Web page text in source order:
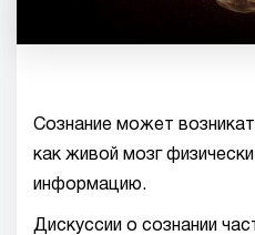
Сознание может
как живой мозг
информацию.
Дискуссии о сознании